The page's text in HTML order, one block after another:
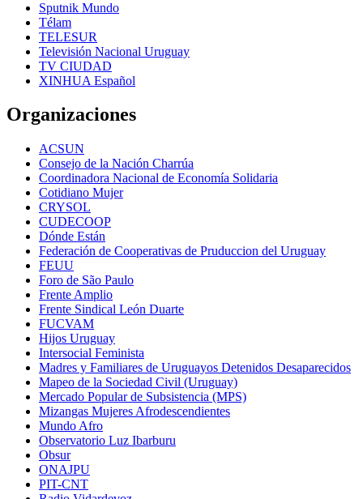
Sputnik Mundo
Télam
TELESUR
Televisión Nacional Uruguay
TV CIUDAD
XINHUA Español
Organizaciones
ACSUN
Consejo de la Nación Charrúa
Coordinadora Nacional de Economía Solidaria
Cotidiano Mujer
CRYSOL
CUDECOOP
Dónde Están
Federación de Cooperativas de Pruduccion del Uruguay
FEUU
Foro de São Paulo
Frente Amplio
Frente Sindical León Duarte
FUCVAM
Hijos Uruguay
Intersocial Feminista
Madres y Familiares de Uruguayos Detenidos Desaparecidos
Mapeo de la Sociedad Civil (Uruguay)
Mercado Popular de Subsistencia (MPS)
Mizangas Mujeres Afrodescendientes
Mundo Afro
Observatorio Luz Ibarburu
Obsur
ONAJPU
PIT-CNT